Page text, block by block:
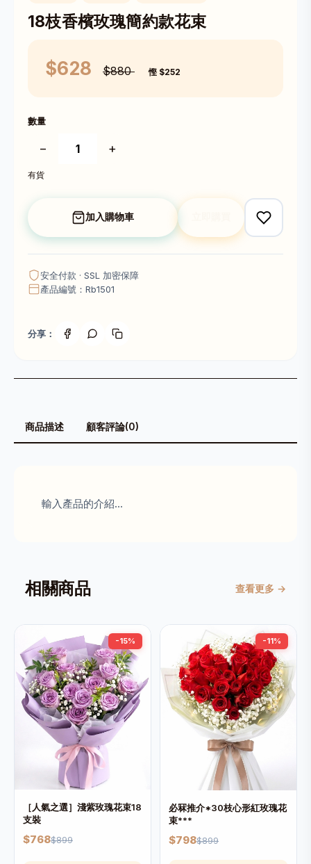
18枝香檳玫瑰簡約款花束
$628 $880 慳 $252
數量
− +
有貨
加入購物車
安全付款 · SSL 加密保障
產品編號：Rb1501
分享：
商品描述 顧客評論(0)
輸入產品的介紹...
相關商品 查看更多 →
-15%
［人氣之選］淺紫玫瑰花束18
支裝
$768$899
-11%
必冧推介*30枝心形紅玫瑰花
束***
$798$899